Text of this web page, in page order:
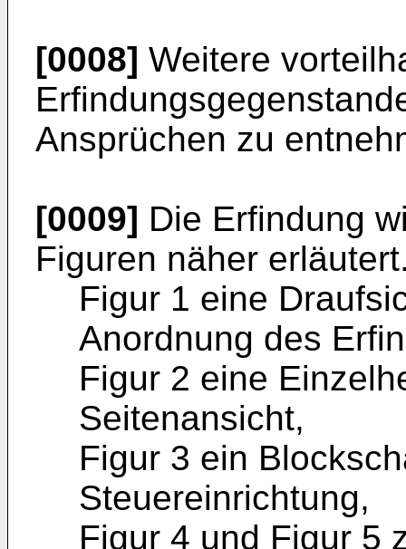
[0008] Weitere
Ansprüchen zu
[0009] Die Erfindung
Figuren näher
Figur 1 eine
Anordnung des
Figur 2 eine
Seitenansicht,
Figur 3 ein
Steuereinrichtung,
Figur 4 und Figur 5